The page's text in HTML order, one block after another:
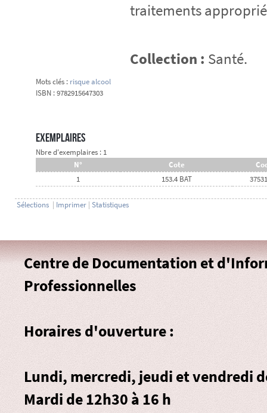
traitements
Collection : Santé.
Mots clés : risque alcool
ISBN : 9782915647303
Exemplaires
Nbre d'exemplaires : 1
N°
Cote
1
153.4 BAT
Sélections | Imprimer | Statistiques
Centre de Documentation et
Professionnelles
Horaires d'ouverture :
Lundi, mercredi, jeudi et vendredi
Mardi de 12h30 à 16 h